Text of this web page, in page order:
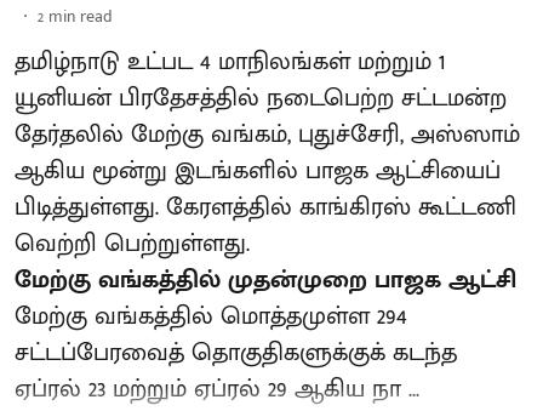
2 min read
தமிழ்நாடு உட்பட 4 மாநிலங்கள் மற்றும் 1
யூனியன் பிரதேசத்தில் நடைபெற்ற சட்டமன்ற
தேர்தலில் மேற்கு வங்கம், புதுச்சேரி, அஸ்ஸாம்
ஆகிய மூன்று இடங்களில் பாஜக ஆட்சியைப்
பிடித்துள்ளது. கேரளத்தில் காங்கிரஸ் கூட்டணி
வெற்றி பெற்றுள்ளது.
மேற்கு வங்கத்தில் முதன்முறை பாஜக ஆட்சி
மேற்கு வங்கத்தில் மொத்தமுள்ள 294
சட்டப்பேரவைத் தொகுதிகளுக்குக் கடந்த
ஏப்ரல் 23 மற்றும் ஏப்ரல் 29 ஆகிய நா ...